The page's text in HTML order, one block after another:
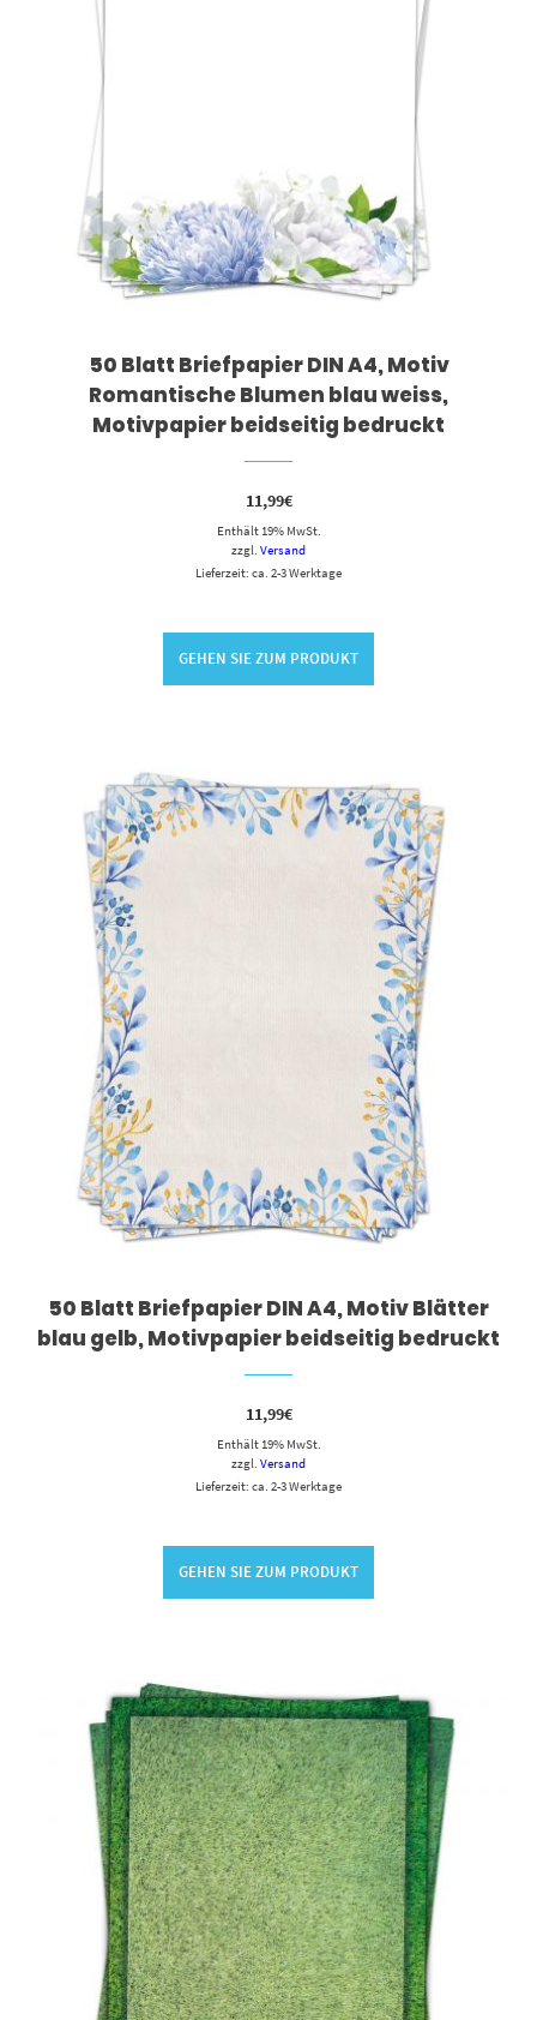
50 Blatt Briefpapier DIN A4, Motiv
Romantische Blumen blau weiss,
Motivpapier beidseitig bedruckt
11,99€
Enthält 19% MwSt.
zzgl. Versand
Lieferzeit: ca. 2-3 Werktage
GEHEN SIE ZUM PRODUKT
50 Blatt Briefpapier DIN A4, Motiv Blätter
blau gelb, Motivpapier beidseitig bedruckt
11,99€
Enthält 19% MwSt.
zzgl. Versand
Lieferzeit: ca. 2-3 Werktage
GEHEN SIE ZUM PRODUKT